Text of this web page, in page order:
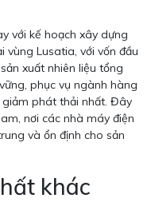
với kế hoạch xây dựng
Lusatia, với vốn đầu
xuất nhiên liệu tổng
phục vụ ngành hàng
phát thải nhất. Đây
nơi các nhà máy điện
và ổn định cho sản
khác